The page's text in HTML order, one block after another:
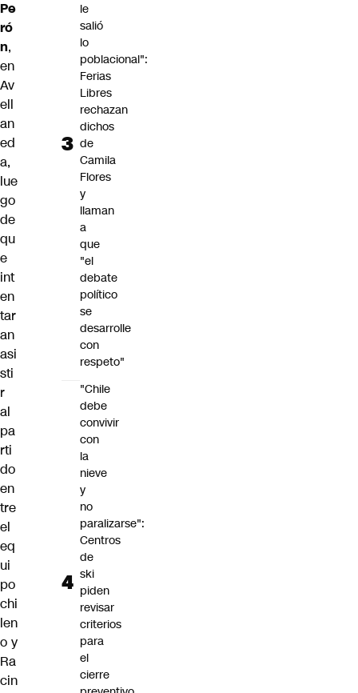
Pe
ró
n,
en
Av
ell
an
ed
a,
lue
go
de
qu
e
int
en
tar
an
asi
sti
r
al
pa
rti
do
en
tre
el
eq
ui
po
chi
len
o y
Ra
cin
le
salió
lo
poblacional":
Ferias
Libres
rechazan
dichos
de
Camila
Flores
y
llaman
a
que
"el
debate
político
se
desarrolle
con
respeto"
"Chile
debe
convivir
con
la
nieve
y
no
paralizarse":
Centros
de
ski
piden
revisar
criterios
para
el
cierre